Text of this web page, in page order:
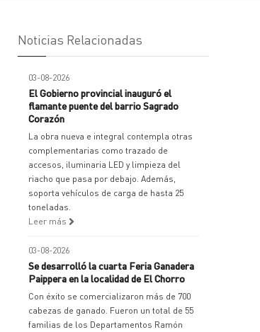
Noticias Relacionadas
03-08-2026
El Gobierno provincial inauguró el
flamante puente del barrio Sagrado
Corazón
La obra nueva e integral contempla otras
complementarias como trazado de
accesos, iluminaria LED y limpieza del
riacho que pasa por debajo. Además,
soporta vehículos de carga de hasta 25
toneladas.
Leer más
03-08-2026
Se desarrolló la cuarta Feria Ganadera
Paippera en la localidad de El Chorro
Con éxito se comercializaron más de 700
cabezas de ganado. Fueron un total de 55
familias de los Departamentos Ramón